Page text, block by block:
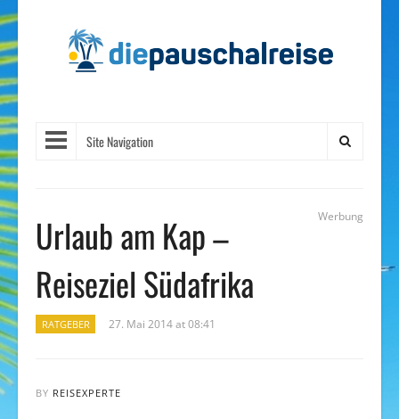
Site Navigation
Urlaub am Kap –
Reiseziel Südafrika
Werbung
RATGEBER 27. Mai 2014 at 08:41
BY REISEXPERTE